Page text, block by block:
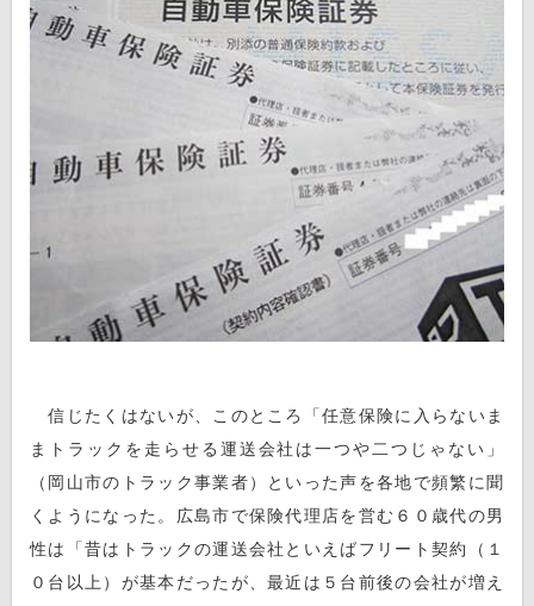
信じたくはないが、このところ「任意保険に入らないま
まトラックを走らせる運送会社は一つや二つじゃない」
（岡山市のトラック事業者）といった声を各地で頻繁に聞
くようになった。広島市で保険代理店を営む６０歳代の男
性は「昔はトラックの運送会社といえばフリート契約（１
０台以上）が基本だったが、最近は５台前後の会社が増え